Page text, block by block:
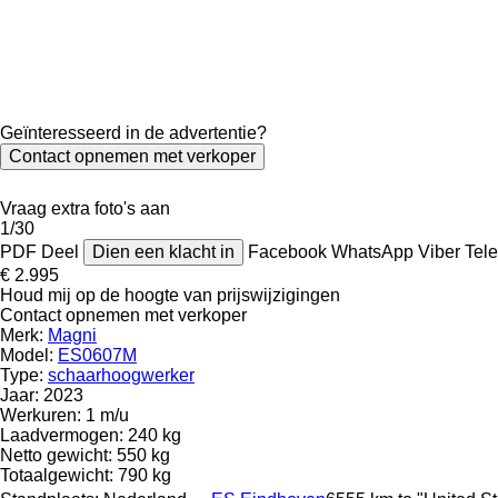
Geïnteresseerd in de advertentie?
Contact opnemen met verkoper
Vraag extra foto's aan
1/30
PDF Deel Dien een klacht in Facebook WhatsApp Viber
€ 2.995
Houd mij op de hoogte van prijswijzigingen
Contact opnemen met verkoper
Merk: Magni
Model: ES0607M
Type: schaarhoogwerker
Jaar: 2023
Werkuren: 1 m/u
Laadvermogen: 240 kg
Netto gewicht: 550 kg
Totaalgewicht: 790 kg